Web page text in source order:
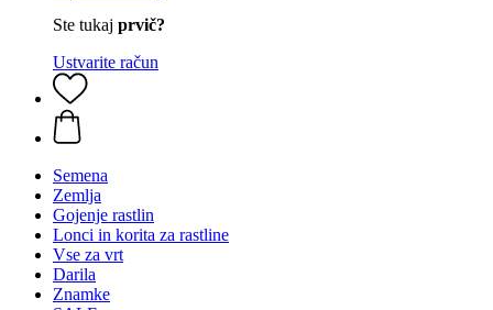
Ste tukaj prvič?
Ustvarite račun
Semena
Zemlja
Gojenje rastlin
Lonci in korita za rastline
Vse za vrt
Darila
Znamke